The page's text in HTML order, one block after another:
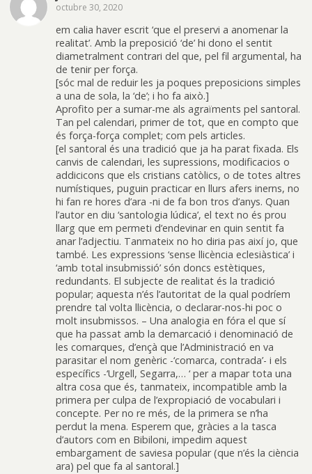
octubre 30, 2020
em calia haver escrit ‘que el preservi a anomenar la
realitat’. Amb la preposició ‘de’ hi dono el sentit
diametralment contrari del que, pel fil argumental, ha
de tenir per força.
[sóc mal de reduir les ja poques preposicions simples
a una de sola, la ‘de’; i ho fa això.]
Aprofito per a sumar-me als agraïments pel santoral.
Tan pel calendari, primer de tot, que en compto que
és força-força complet; com pels articles.
[el santoral és una tradició que ja ha parat fixada. Els
canvis de calendari, les supressions, modificacios o
addicicons que els cristians catòlics, o de totes altres
numístiques, puguin practicar en llurs afers inerns, no
hi fan re hores d’ara -ni de fa bon tros d’anys. Quan
l’autor en diu ‘santologia lúdica’, el text no és prou
llarg que em permeti d’endevinar en quin sentit fa
anar l’adjectiu. Tanmateix no ho diria pas així jo, que
també. Les expressions ‘sense llicència eclesiàstica’ i
‘amb total insubmissió’ són doncs estètiques,
redundants. El subjecte de realitat és la tradició
popular; aquesta n’és l’autoritat de la qual podríem
prendre tal volta llicència, o declarar-nos-hi poc o
molt insubmissos. – Una analogia en fóra el que sí
que ha passat amb la demarcació i denominació de
les comarques, d’ençà que l’Administració en va
parasitar el nom genèric -‘comarca, contrada’- i els
específics -‘Urgell, Segarra,… ‘ per a mapar tota una
altra cosa que és, tanmateix, incompatible amb la
primera per culpa de l’expropiació de vocabulari i
concepte. Per no re més, de la primera se n’ha
perdut la mena. Esperem que, gràcies a la tasca
d’autors com en Bibiloni, impedim aquest
embargament de saviesa popular (que n’és la ciència
ara) pel que fa al santoral.]